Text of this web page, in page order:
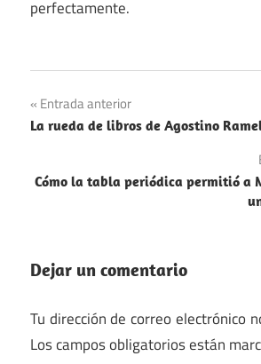
perfectamente.
Navegación
de
entradas
Entrada anterior
La rueda de libros de Agostino
Cómo la tabla periódica permitió a
Dejar un comentario
Tu dirección de correo electrónico
Los campos obligatorios están